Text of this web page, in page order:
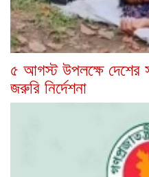
৫ আগস্ট উপলক্ষে দেশের
জরুরি নির্দেশনা